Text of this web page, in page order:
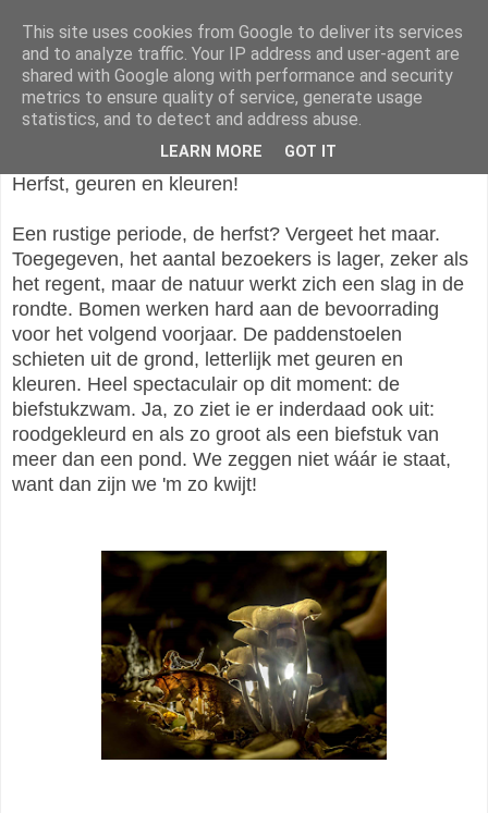
Vrienden van Te Werve
Herfst, geuren en kleuren!
Een rustige periode, de herfst? Vergeet het maar.
Toegegeven, het aantal bezoekers is lager, zeker als
het regent, maar de natuur werkt zich een slag in de
rondte. Bomen werken hard aan de bevoorrading
voor het volgend voorjaar. De paddenstoelen
schieten uit de grond, letterlijk met geuren en
kleuren. Heel spectaculair op dit moment: de
biefstukzwam. Ja, zo ziet ie er inderdaad ook uit:
roodgekleurd en als zo groot als een biefstuk van
meer dan een pond. We zeggen niet wáár ie staat,
want dan zijn we 'm zo kwijt!
This site uses cookies from Google to deliver its services
and to analyze traffic. Your IP address and user-agent are
shared with Google along with performance and security
metrics to ensure quality of service, generate usage
statistics, and to detect and address abuse.
LEARN MORE GOT IT